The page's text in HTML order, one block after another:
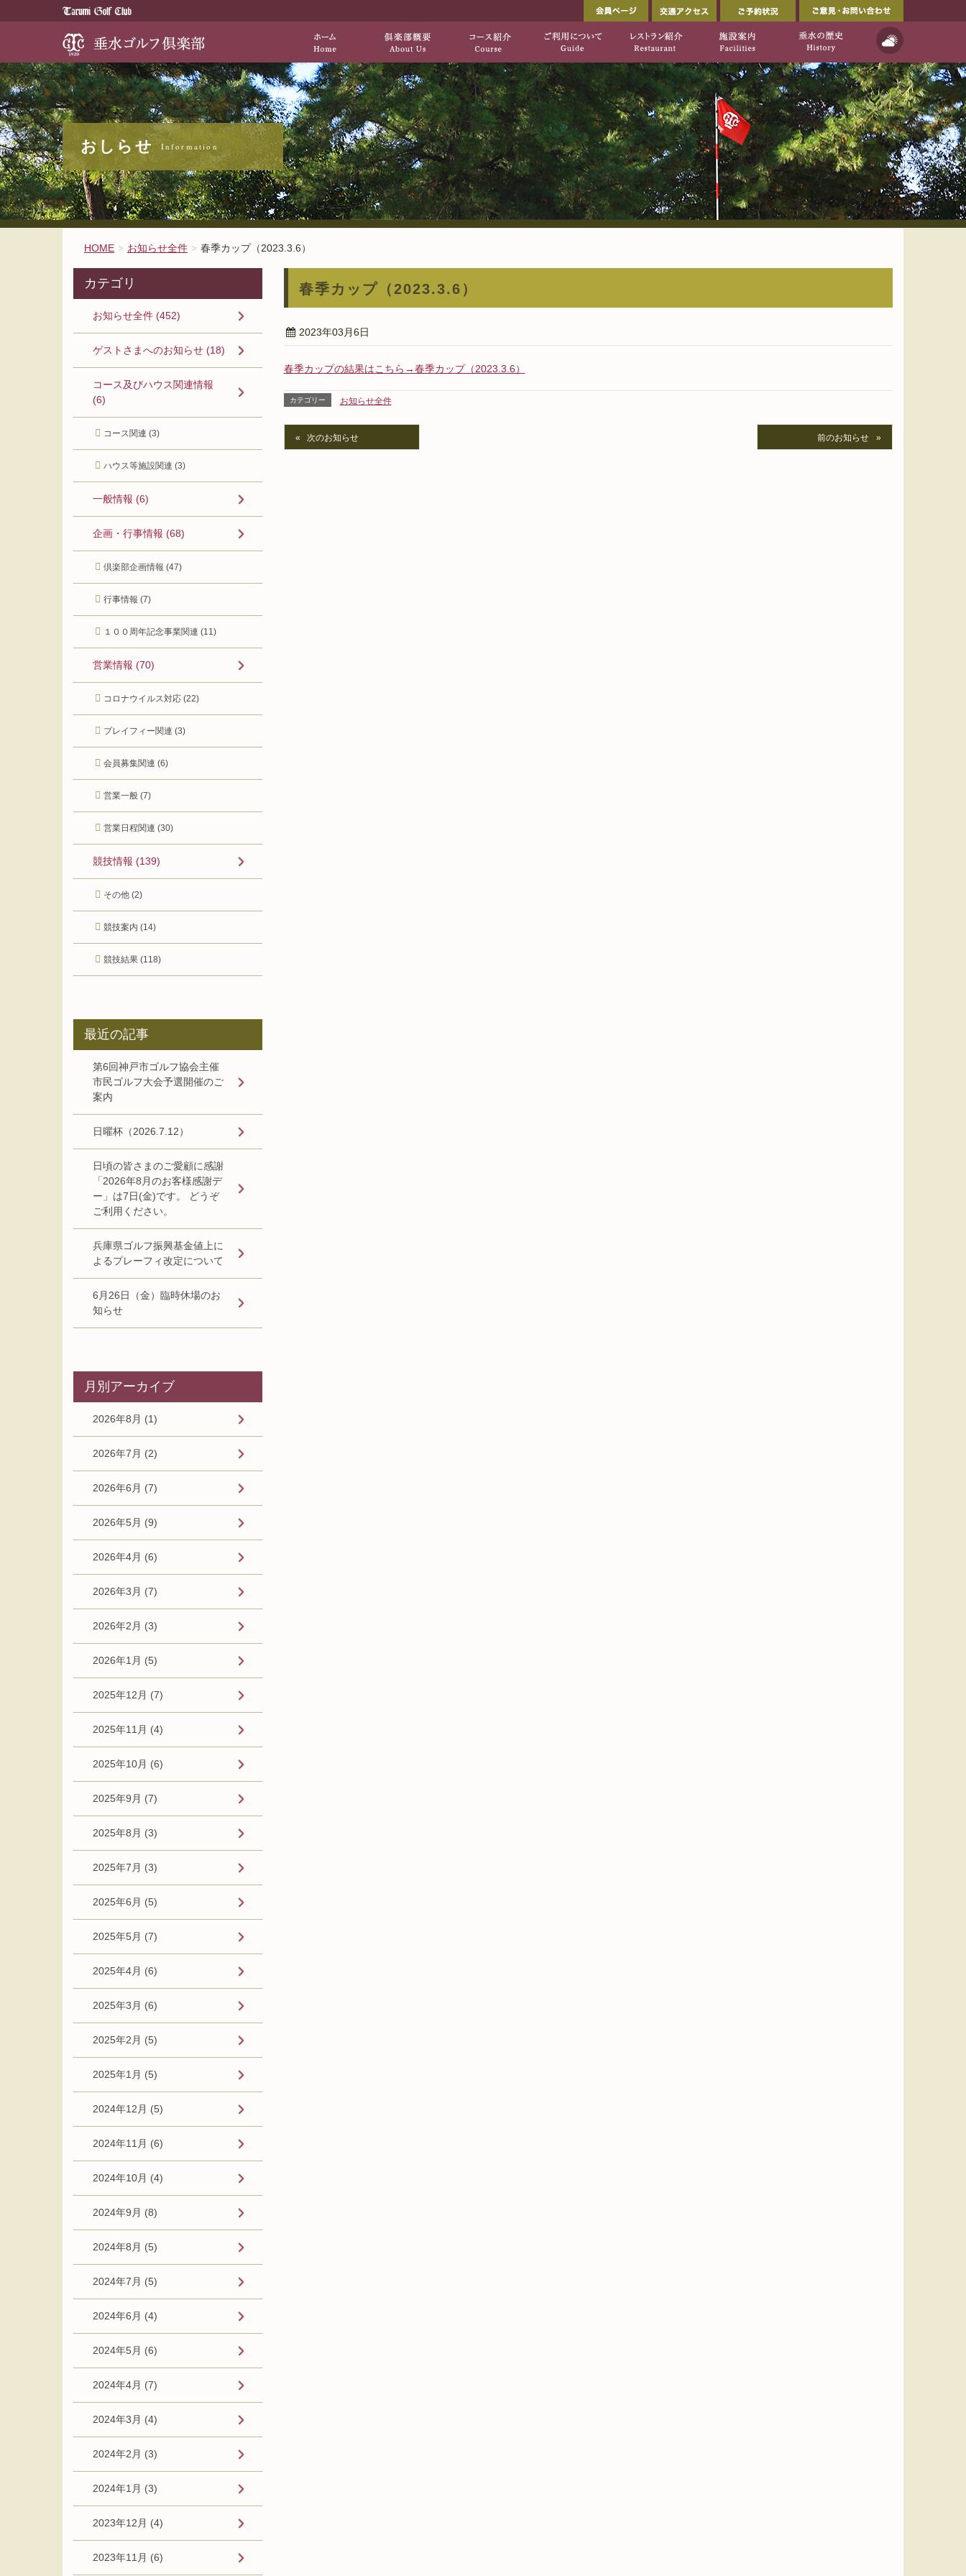
歴史と伝統が醸し出す、自然を生かした上質のコース「垂水ゴルフ倶楽部公式ウェブサイト」
垂水ゴルフ倶楽部[公式サイト]
HOME 倶楽部概要 コース紹介 ご利用について レストラン紹介 施設案内
お知らせ全件
HOME お知らせ全件 春季カップ（2023.3.6）
春季カップ（2023.3.6）
2023年03月6日
春季カップの結果はこちら→春季カップ（2023.3.6）
カテゴリー お知らせ全件
次のお知らせ 前のお知らせ
カテゴリ
お知らせ全件 (452)
ゲストさまへのお知らせ (18)
コース及びハウス関連情報
(6)
コース関連 (3)
ハウス等施設関連 (3)
一般情報 (6)
企画・行事情報 (68)
倶楽部企画情報 (47)
行事情報 (7)
１００周年記念事業関連 (11)
営業情報 (70)
コロナウイルス対応 (22)
プレイフィー関連 (3)
会員募集関連 (6)
営業一般 (7)
営業日程関連 (30)
競技情報 (139)
その他 (2)
競技案内 (14)
競技結果 (118)
最近の記事
第6回神戸市ゴルフ協会主催
市民ゴルフ大会予選開催のご
案内
日曜杯（2026.7.12）
日頃の皆さまのご愛顧に感謝
「2026年8月のお客様感謝デ
ー」は7日(金)です。 どうぞ
ご利用ください。
兵庫県ゴルフ振興基金値上に
よるプレーフィ改定について
6月26日（金）臨時休場のお
知らせ
月別アーカイブ
2026年8月 (1)
2026年7月 (2)
2026年6月 (7)
2026年5月 (9)
2026年4月 (6)
2026年3月 (7)
2026年2月 (3)
2026年1月 (5)
2025年12月 (7)
2025年11月 (4)
2025年10月 (6)
2025年9月 (7)
2025年8月 (3)
2025年7月 (3)
2025年6月 (5)
2025年5月 (7)
2025年4月 (6)
2025年3月 (6)
2025年2月 (5)
2025年1月 (5)
2024年12月 (5)
2024年11月 (6)
2024年10月 (4)
2024年9月 (8)
2024年8月 (5)
2024年7月 (5)
2024年6月 (4)
2024年5月 (6)
2024年4月 (7)
2024年3月 (4)
2024年2月 (3)
2024年1月 (3)
2023年12月 (4)
2023年11月 (6)